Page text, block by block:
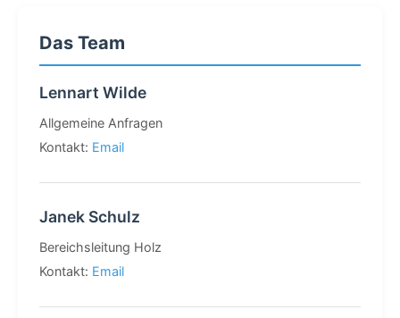
Das Team
Lennart Wilde
Allgemeine Anfragen
Kontakt: Email
Janek Schulz
Bereichsleitung Holz
Kontakt: Email